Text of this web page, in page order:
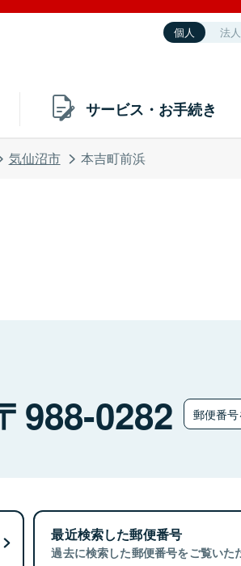
個人 法人
サービス・お手続き
気仙沼市 本吉町前浜
988-0282 郵便番
最近検索した郵便番号
過去に検索した郵便番号をご覧いた